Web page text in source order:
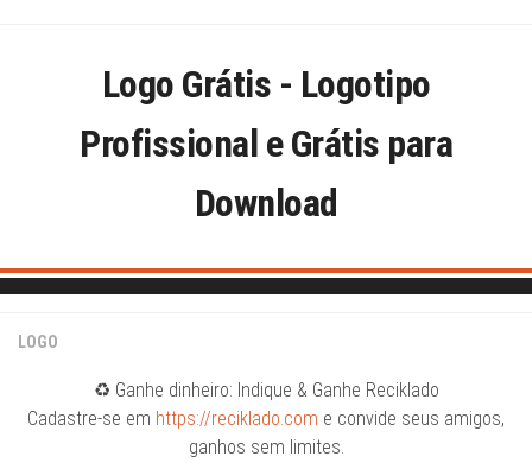
Logo Grátis - Logotipo
Profissional e Grátis para
Download
LOGO
♻️ Ganhe dinheiro: Indique & Ganhe Reciklado
Cadastre-se em https://reciklado.com e convide seus amigos,
ganhos sem limites.